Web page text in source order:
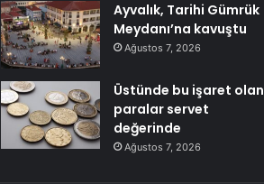
Ayvalık, Tarihi Gümrük
Meydanı’na kavuştu
Ağustos 7, 2026
Üstünde bu işaret olan
paralar servet
değerinde
Ağustos 7, 2026